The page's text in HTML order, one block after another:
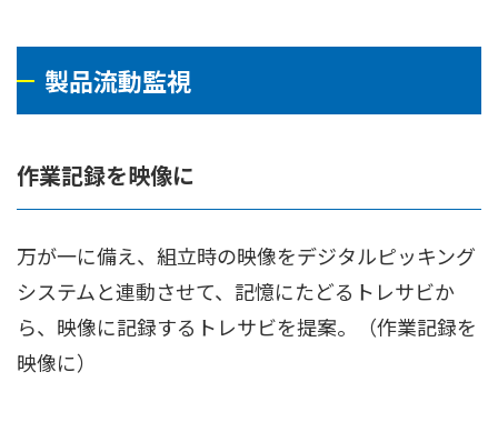
製品流動監視
作業記録を映像に
万が一に備え、組立時の映像をデジタルピッキング
システムと連動させて、記憶にたどるトレサビか
ら、映像に記録するトレサビを提案。（作業記録を
映像に）